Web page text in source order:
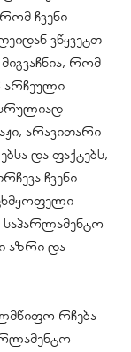
ჩვენი
ვწყვეტთ
რომ
არჩეული
არავითარი
და ფაქტებს,
ჩვენი
საპარლამენტო
აზრი და
რჩება